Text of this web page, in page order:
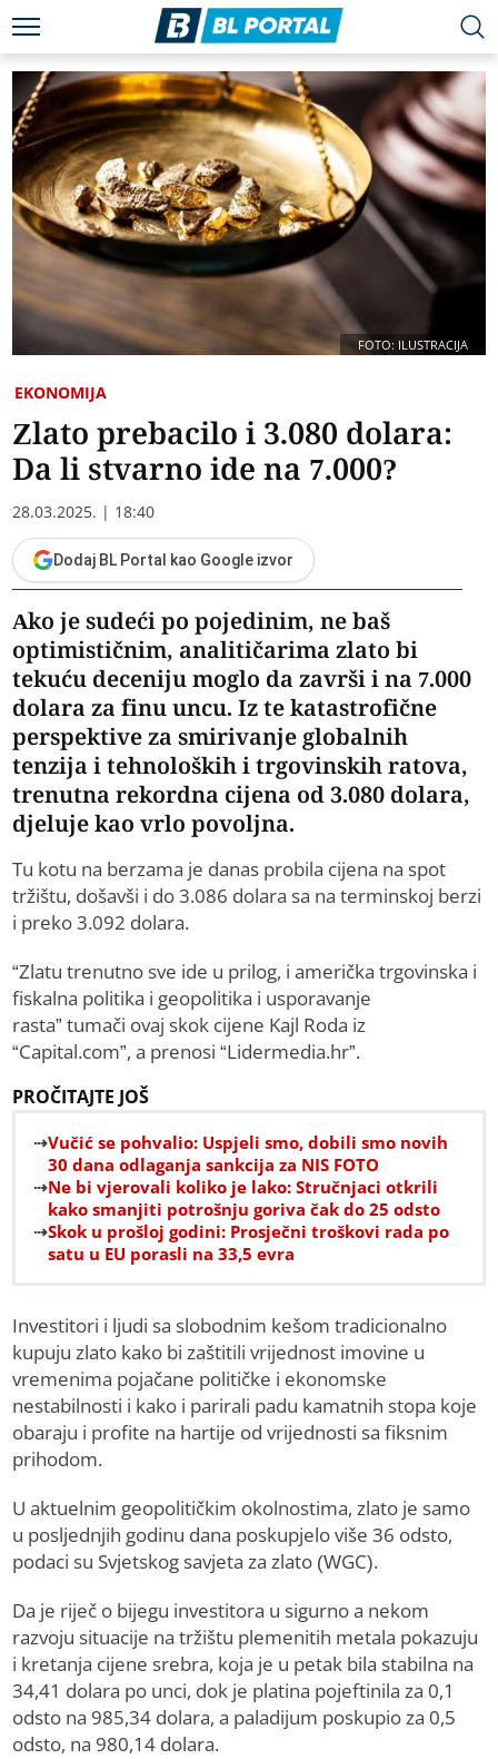
FOTO: ILUSTRACIJA
EKONOMIJA
Zlato prebacilo i 3.080 dolara:
Da li stvarno ide na 7.000?
28.03.2025. | 18:40
Dodaj BL Portal kao Google izvor
​Ako je sudeći po pojedinim, ne baš
optimističnim, analitičarima zlato bi
tekuću deceniju moglo da završi i na 7.000
dolara za finu uncu. Iz te katastrofične
perspektive za smirivanje globalnih
tenzija i tehnoloških i trgovinskih ratova,
trenutna rekordna cijena od 3.080 dolara,
djeluje kao vrlo povoljna.
Tu kotu na berzama je danas probila cijena na spot
tržištu, došavši i do 3.086 dolara sa na terminskoj berzi
i preko 3.092 dolara.
“Zlatu trenutno sve ide u prilog, i američka trgovinska i
fiskalna politika i geopolitika i usporavanje
rasta” tumači ovaj skok cijene Kajl Roda iz
“Capital.com”, a prenosi “Lidermedia.hr”.
PROČITAJTE JOŠ
Vučić se pohvalio: Uspjeli smo, dobili smo novih
30 dana odlaganja sankcija za NIS FOTO
Ne bi vjerovali koliko je lako: Stručnjaci otkrili
kako smanjiti potrošnju goriva čak do 25 odsto
Skok u prošloj godini: Prosječni troškovi rada po
satu u EU porasli na 33,5 evra
Investitori i ljudi sa slobodnim kešom tradicionalno
kupuju zlato kako bi zaštitili vrijednost imovine u
vremenima pojačane političke i ekonomske
nestabilnosti i kako i parirali padu kamatnih stopa koje
obaraju i profite na hartije od vrijednosti sa fiksnim
prihodom.
U aktuelnim geopolitičkim okolnostima, zlato je samo
u posljednjih godinu dana poskupjelo više 36 odsto,
podaci su Svjetskog savjeta za zlato (WGC).
Da je riječ o bijegu investitora u sigurno a nekom
razvoju situacije na tržištu plemenitih metala pokazuju
i kretanja cijene srebra, koja je u petak bila stabilna na
34,41 dolara po unci, dok je platina pojeftinila za 0,1
odsto na 985,34 dolara, a paladijum poskupio za 0,5
odsto, na 980,14 dolara.